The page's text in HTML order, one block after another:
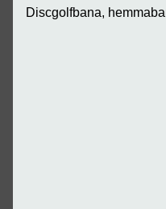
Discgolfbana,